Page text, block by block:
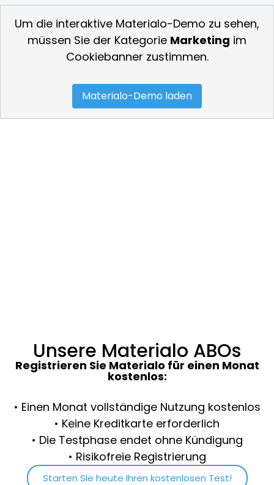
Um die interaktive Materialo-Demo zu sehen,
müssen Sie der Kategorie Marketing im
Cookiebanner zustimmen.
Materialo-Demo laden
Unsere Materialo ABOs
Registrieren Sie Materialo für einen Monat
kostenlos:
• Einen Monat vollständige Nutzung kostenlos
• Keine Kreditkarte erforderlich
• Die Testphase endet ohne Kündigung
• Risikofreie Registrierung
Starten Sie heute Ihren kostenlosen Test!